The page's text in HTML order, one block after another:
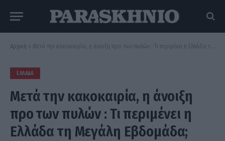
Αρχική » Μετά την κακοκαιρία, η άνοιξη προ των πυλών : Τι περιμένει η Ελλάδα τη Μεγάλη Εβδομάδα;
ΕΛΛΆΔΑ
Μετά την κακοκαιρία, η άνοιξη
προ των πυλών : Τι περιμένει η
Ελλάδα τη Μεγάλη Εβδομάδα;